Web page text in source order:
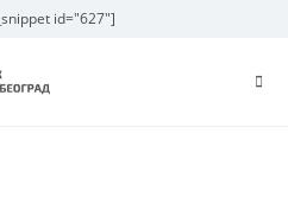
id="627"]